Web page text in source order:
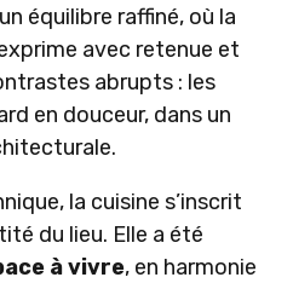
équilibre raffiné, où la
avec retenue et
abrupts : les
en douceur, dans un
la cuisine s’inscrit
du lieu. Elle a été
à vivre, en harmonie